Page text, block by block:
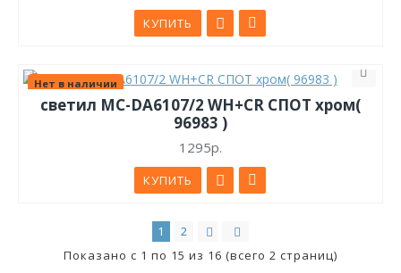
КУПИТЬ
Нет в наличии
светил МС-DA6107/2 WH+CR СПОТ хром(
96983 )
1295р.
КУПИТЬ
1
2
Показано с 1 по 15 из 16 (всего 2 страниц)